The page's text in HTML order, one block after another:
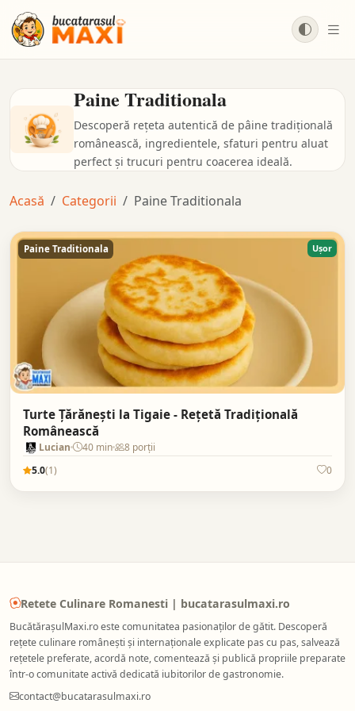
Salt la conținut principal
Paine Traditionala
Descoperă rețeta autentică de pâine tradițională
românească, ingredientele, sfaturi pentru aluat
perfect și trucuri pentru coacerea ideală.
Acasă Categorii Paine Traditionala
Paine Traditionala Ușor
Turte Țărănești la Tigaie - Rețetă Tradițională
Românească
Lucian 40 min
8 porții
5.0(1) 0
Retete Culinare Romanesti | bucatarasulmaxi.ro
BucătărașulMaxi.ro este comunitatea pasionaților de gătit. Descoperă
rețete culinare românești și internaționale explicate pas cu pas, salvează
rețetele preferate, acordă note, comentează și publică propriile preparate
într-o comunitate activă dedicată iubitorilor de gastronomie.
contact@bucatarasulmaxi.ro